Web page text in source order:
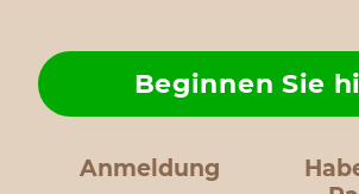
Anmeldung
Beginnen Sie